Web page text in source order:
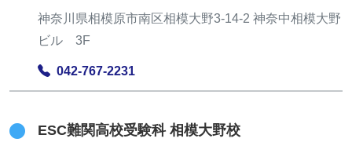
神奈川県相模原市南区相模大野3-14-2 神奈中相模大野
ビル 3F
042-767-2231
ESC難関高校受験科 相模大野校